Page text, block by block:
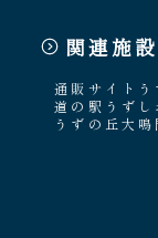
関連施設
通販サイトう
道の駅うずし
うずの丘大